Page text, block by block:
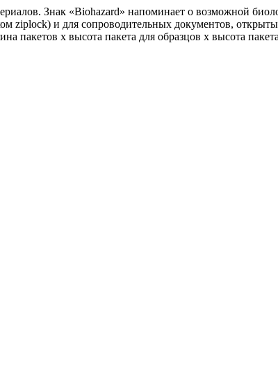
Знак «Biohazard» напоминает о возможной
ziplock) и для сопроводительных документов,
пакетов х высота пакета для образцов х высота